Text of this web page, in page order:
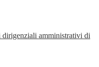
amministrativi di